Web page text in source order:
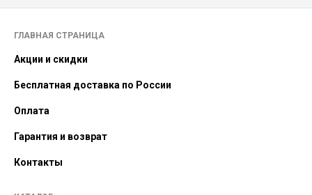
ГЛАВНАЯ СТРАНИЦА
Акции и скидки
Бесплатная доставка по России
Оплата
Гарантия и возврат
Контакты